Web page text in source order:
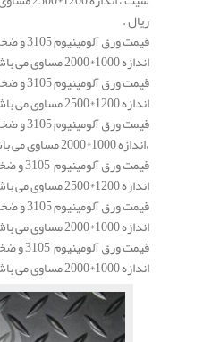
ریال .
اندازه 1000*2000 مساوی می باشد با : 1,084,500 ریال .
اندازه 1200*2500 مساوی می باشد با : 1,084,500 ریال .
،اندازه 1000*2000 مساوی می باشد با : 1,093,670 ریال .
اندازه 1200*2500 مساوی می باشد با : 1,093,670 ریال .
اندازه 1000*2000 مساوی می باشد با : 1,093,670 ریال .
اندازه 1000*2000 مساوی می باشد با : 1,093,670 ریال .